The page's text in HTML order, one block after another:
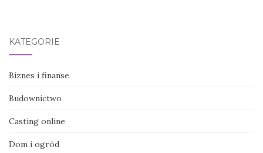
KATEGORIE
Biznes i finanse
Budownictwo
Casting online
Dom i ogród